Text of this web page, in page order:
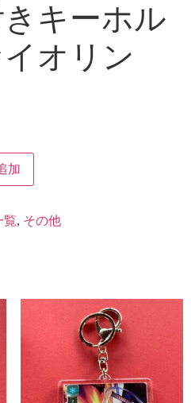
きキーホル
オリン
加
覧, その他